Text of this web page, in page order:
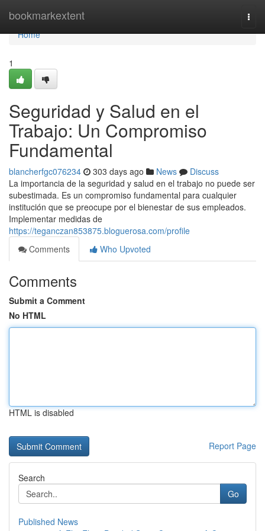
bookmarkextent
Home
Home
1
Seguridad y Salud en el
Trabajo: Un Compromiso
Fundamental
blancherfgc076234 303 days ago News
Discuss
La importancia de la seguridad y salud en el trabajo no puede ser
subestimada. Es un compromiso fundamental para cualquier
institución que se preocupe por el bienestar de sus empleados.
Implementar medidas de
https://teganczan853875.bloguerosa.com/profile
Comments
Who Upvoted
Comments
Submit a Comment
No HTML
HTML is disabled
Report Page
Search
Go
Published News